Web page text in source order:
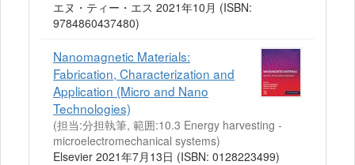
エヌ・ティー・エス 2021年10月 (ISBN:
9784860437480)
Nanomagnetic Materials:
Fabrication, Characterization and
Application (Micro and Nano
Technologies)
(担当:分担執筆, 範囲:10.3 Energy harvesting -
microelectromechanical systems)
Elsevier 2021年7月13日 (ISBN: 0128223499)